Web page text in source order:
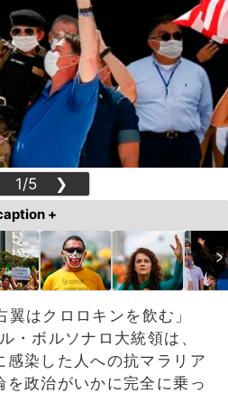
1/5 ❯
+
翼はクロロキンを飲む」
・ボルソナロ大統領は、
感染した人への抗マラリア
政治がいかに完全に乗っ